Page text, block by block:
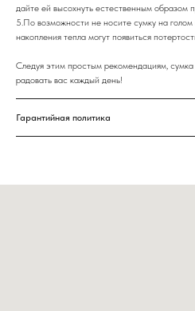
дайте ей высохнуть естественным образом
5.По возможности не носите сумку на голом
накопления тепла могут появиться
Следуя этим простым рекомендациям,
радовать вас каждый день!
Гарантийная политика